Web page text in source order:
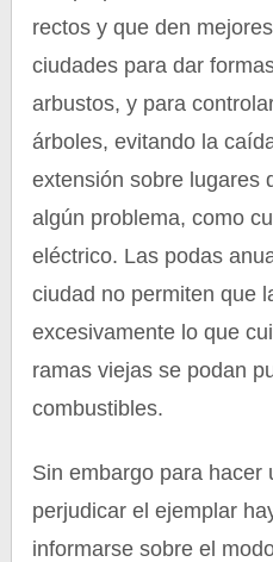
rectos y que den
ciudades para dar
arbustos, y para
árboles, evitando la
extensión sobre lugares
algún problema, como
eléctrico. Las podas
ciudad no permiten que
excesivamente lo que
ramas viejas se podan
combustibles.
Sin embargo para hacer
perjudicar el ejemplar
informarse sobre el